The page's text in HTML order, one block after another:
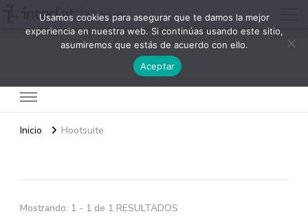
Inicio Hootsuite
Mostrando: 1 - 1 de 1 RESULTADOS
Usamos cookies para asegurar que te damos la mejor
experiencia en nuestra web. Si continúas usando este sitio,
asumiremos que estás de acuerdo con ello.
Aceptar